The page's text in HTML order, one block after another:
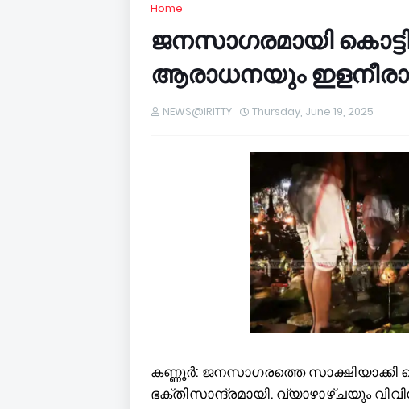
Home
ജനസാഗരമായി
ആരാധനയും
NEWS@IRITTY Thursday, June 19, 2025
കണ്ണൂർ: ജനസാഗരത്തെ
ഭക്തിസാന്ദ്രമായി. വ്യാഴാഴ്ചയും